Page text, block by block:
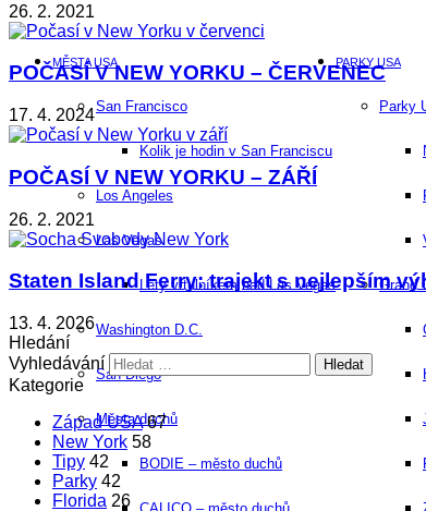
MĚSTA USA
San Francisco
Kolik je hodin v San Franciscu
Los Angeles
Las Vegas
Lety vrtulníkem nad Las Vegas
Washington D.C.
San Diego​
Města duchů
BODIE – město duchů
PARKY USA
Parky
Grand
26. 2. 2021
POČASÍ V NEW YORKU – ČERVENEC
17. 4. 2024
POČASÍ V NEW YORKU – ZÁŘÍ
26. 2. 2021
Staten Island Ferry: trajekt s nejlepším
13. 4. 2026
Hledání
Vyhledávání
Kategorie
Západ USA 67
New York 58
Tipy 42
Parky 42
Florida 26